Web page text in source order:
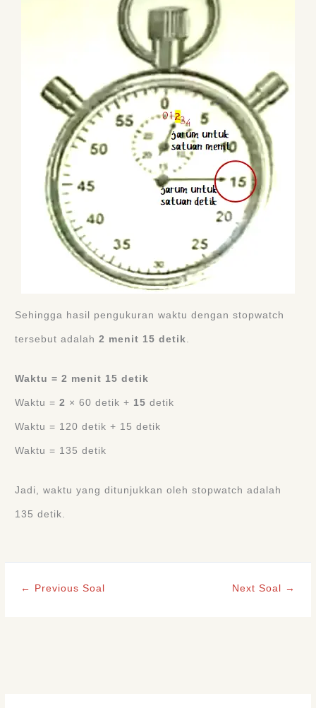
Sehingga hasil pengukuran waktu dengan stopwatch
tersebut adalah2 menit 15 detik
Waktu = 2 menit 15 detik
Waktu =2 × 60 detik + 15 detik
Waktu = 120 detik + 15 detik
Waktu = 135 detik
Jadi, waktu yang ditunjukkan oleh stopwatch adalah
135 detik.
← Previous Soal Next Soal →